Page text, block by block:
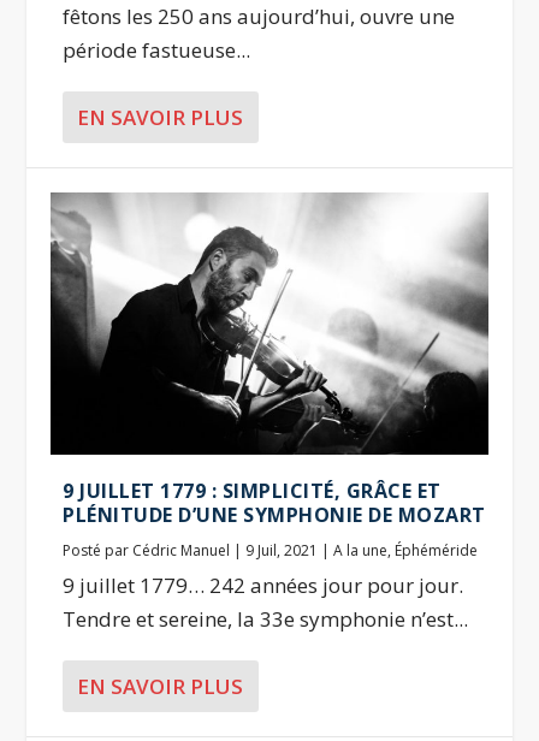
fêtons les 250 ans aujourd’hui, ouvre une
période fastueuse...
EN SAVOIR PLUS
9 JUILLET 1779 : SIMPLICITÉ, GRÂCE ET
PLÉNITUDE D’UNE SYMPHONIE DE MOZART
Posté par Cédric Manuel | 9 Juil, 2021 |A la une, Éphéméride
9 juillet 1779… 242 années jour pour jour.
Tendre et sereine, la 33e symphonie n’est...
EN SAVOIR PLUS